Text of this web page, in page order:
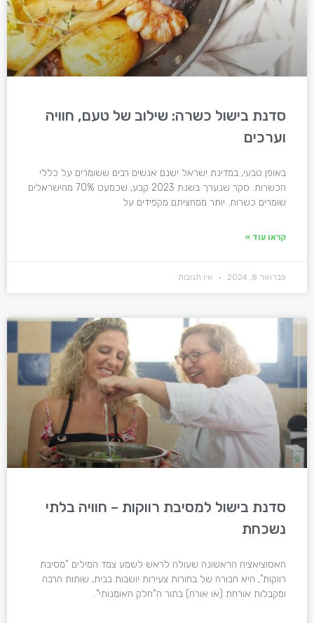
סדנת בישול כשרה: שילוב של טעם, חוויה
וערכים
באופן טבעי, במדינת ישראל ישנם אנשים רבים ששומרים על כללי
הכשרות. סקר שנערך בשנת 2023 קבע, שכמעט 70% מהישראלים
שומרים כשרות. יותר ממחציתם מקפידים על
קראו עוד »
פברואר 8, 2024 אין תגובות
סדנת בישול למסיבת רווקות – חוויה בלתי
נשכחת
האסוציאציה הראשונה שעולה לראש לשמע צמד המילים "מסיבת
רווקות", היא חבורה של בחורות צעירות יושבות בבית, שותות הרבה
ומקבלות אורחת (או אורח) בתור ה"חלק האומנותי".